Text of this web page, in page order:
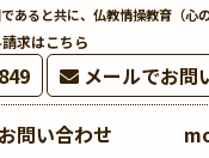
ると共に、仏教情操教育（心
求はこちら
メールでお問
お問い合わせ